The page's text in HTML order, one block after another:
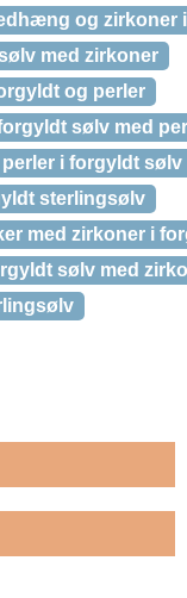
og zirkoner
med zirkoner
og perler
sølv med
i forgyldt sølv
sterlingsølv
med zirkoner i
sølv med